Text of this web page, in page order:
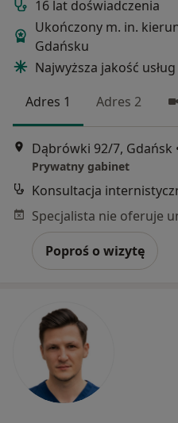
16 lat doświadczenia
Ukończony m. in.
Gdańsku
Najwyższa jakość
Adres 1
Adres 2
Dąbrówki 92/7, Gdańsk
Prywatny gabinet
Konsultacja
Poproś o wizytę